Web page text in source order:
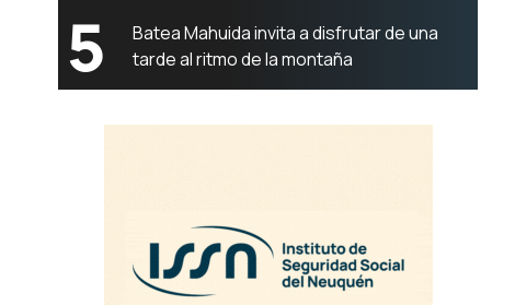
5
Batea Mahuida invita a disfrutar de una
tarde al ritmo de la montaña